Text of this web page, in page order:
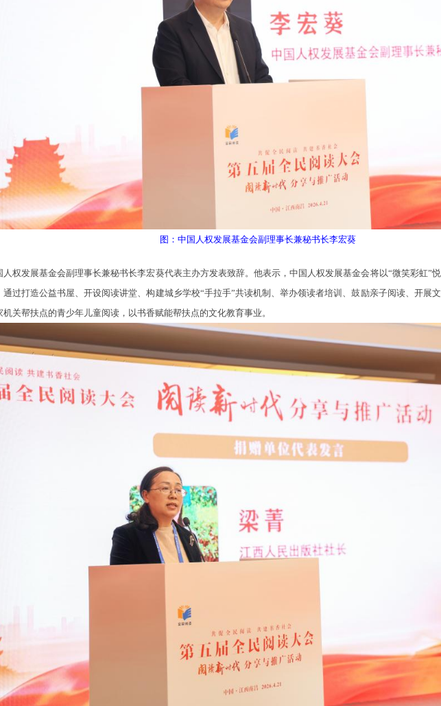
图：中国人权发展基金会副理事长兼秘书长李宏葵
发展基金会副理事长兼秘书长李宏葵代表主办方发表致辞。他表示，中国人权发展基金会将以“微笑彩虹”
通过打造公益书屋、开设阅读讲堂、构建城乡学校“手拉手”共读机制、举办领读者培训、鼓励亲子阅读、开展
机关帮扶点的青少年儿童阅读，以书香赋能帮扶点的文化教育事业。